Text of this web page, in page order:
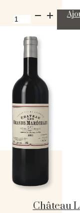
quantité
de
Chardonnays
Gigault
2023
Château